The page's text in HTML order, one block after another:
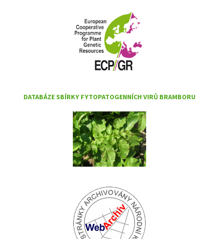
DATABÁZE SBÍRKY FYTOPATOGENNÍCH VIRŮ BRAMBORU